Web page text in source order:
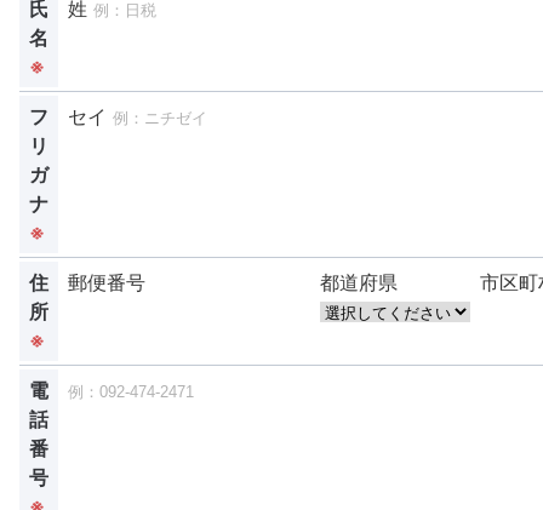
氏
名
※
姓
フ
リ
ガ
ナ
※
セイ
住
所
※
郵便番号 都道府県 市区町
電
話
番
号